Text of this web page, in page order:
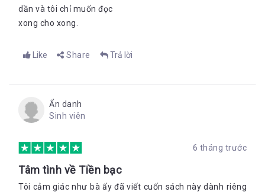
dần và tôi chỉ muốn đọc
xong cho xong.
Like Share Trả lời
Ẩn danh
Sinh viên
6 tháng trước
Tâm tình về Tiền bạc
Tôi cảm giác như bà ấy đã viết cuốn sách này dành riêng